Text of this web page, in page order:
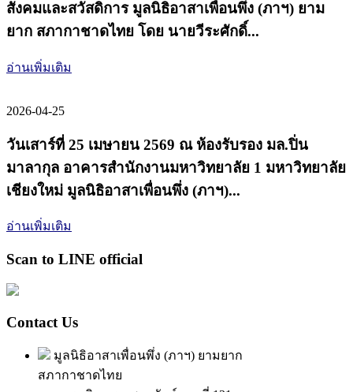
สังคมและสวัสดิการ มูลนิธิอาสาเพื่อนพึ่ง (ภาฯ) ยาม
ยาก สภากาชาดไทย โดย นายวีระศักดิ์...
อ่านเพิ่มเติม
2026-04-25
วันเสาร์ที่ 25 เมษายน 2569 ณ ห้องรับรอง มล.ปิ่น
มาลากุล อาคารสำนักงานมหาวิทยาลัย 1 มหาวิทยาลัย
เชียงใหม่ มูลนิธิอาสาเพื่อนพึ่ง (ภาฯ)...
อ่านเพิ่มเติม
Scan to LINE official
Contact Us
มูลนิธิอาสาเพื่อนพึ่ง (ภาฯ) ยามยาก
สภากาชาดไทย